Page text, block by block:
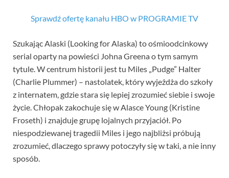
Sprawdź ofertę kanału HBO w PROGRAMIE TV
Szukając Alaski (Looking for Alaska) to ośmioodcinkowy
serial oparty na powieści Johna Greena o tym samym
tytule. W centrum historii jest tu Miles „Pudge” Halter
(Charlie Plummer) – nastolatek, który wyjeżdża do szkoły
z internatem, gdzie stara się lepiej zrozumieć siebie i swoje
życie. Chłopak zakochuje się w Alasce Young (Kristine
Froseth) i znajduje grupę lojalnych przyjaciół. Po
niespodziewanej tragedii Miles i jego najbliżsi próbują
zrozumieć, dlaczego sprawy potoczyły się w taki, a nie inny
sposób.